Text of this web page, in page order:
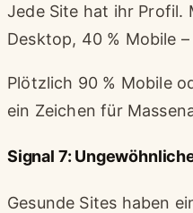
Jede Site hat ihr Profil.
Desktop, 40 % Mobile
Plötzlich 90 % Mobile
ein Zeichen für
Signal 7:
Gesunde Sites haben